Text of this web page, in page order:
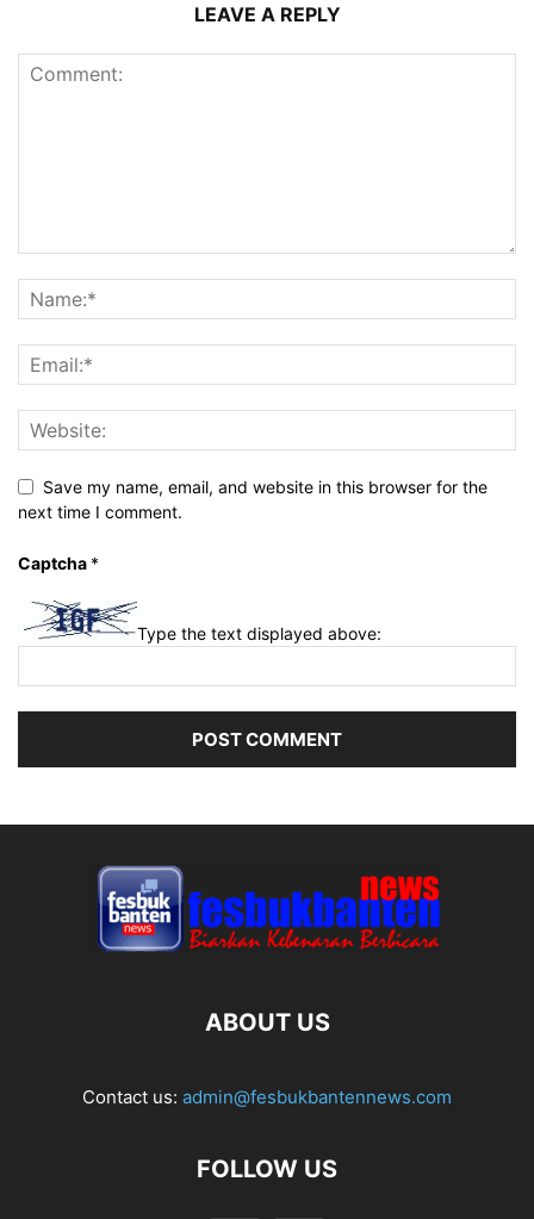
LEAVE A REPLY
Save my name, email, and website in this browser for the
next time I comment.
Captcha *
Type the text displayed above:
ABOUT US
Contact us: admin@fesbukbantennews.com
FOLLOW US